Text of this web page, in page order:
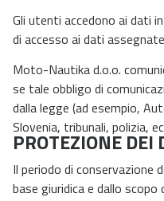
Gli utenti accedono ai dati
di accesso ai dati
Moto-Nautika d.o.o.
se tale obbligo di
dalla legge (ad esempio,
Slovenia, tribunali, polizia,
PROTEZIONE DEI
Il periodo di conservazione
base giuridica e dallo